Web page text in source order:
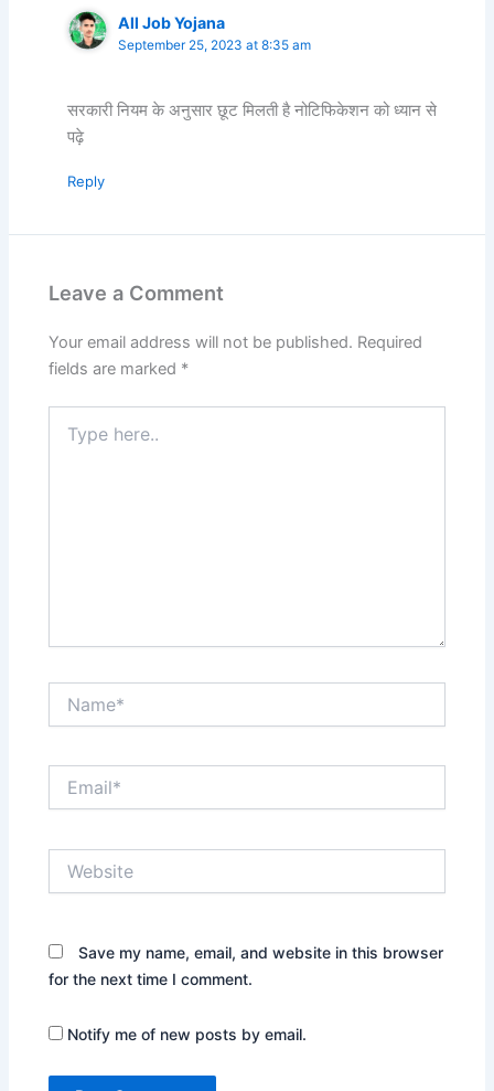
All Job Yojana
September 25, 2023 at 8:35 am
सरकारी नियम के अनुसार छूट मिलती है नोटिफिकेशन को ध्यान से
पढ़े
Reply
Leave a Comment
Your email address will not be published. Required
fields are marked *
here..
Save my name, email, and website in this browser
for the next time I comment.
Notify me of new posts by email.